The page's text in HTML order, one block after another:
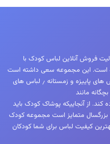
شروع به فعالیت فروش آنلاین لباس کودک با
است. این مجموعه سعی داشته است
تمام نیازهای کودکان شما را اعم از لباس های پاییزه و زمستانه ٫ لباس های
های بچگانه مانند
و … برآورده کند. از آنجاییکه پوشاک کودک باید
بزرگسال متمایز است مجموعه کودک
کیفیت لباس برای شما کودکان